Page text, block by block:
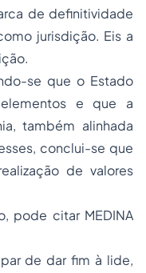
de definitividade
jurisdição. Eis a
se que o Estado
e que a
também alinhada
conclui-se que
de valores
pode citar MEDINA
de dar fim à lide,